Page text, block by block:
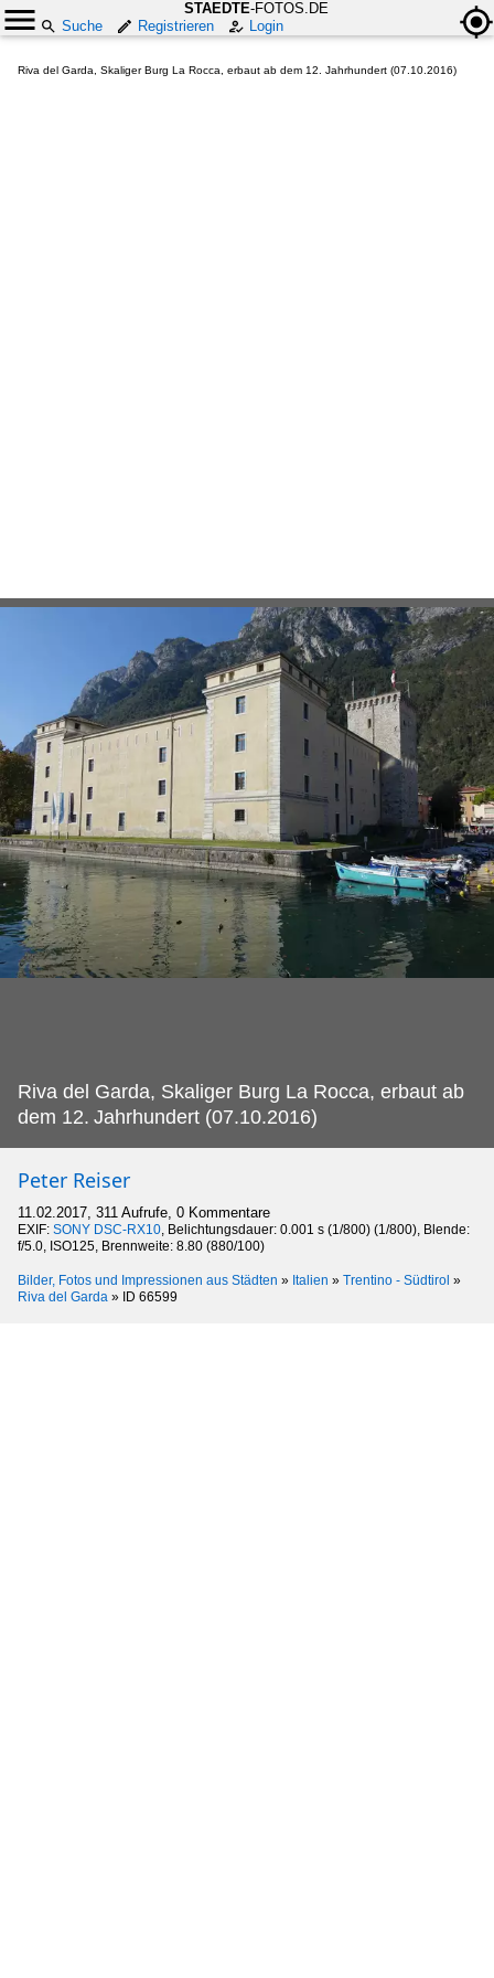
STAEDTE-FOTOS.DE
Suche
Registrieren Login
Riva del Garda, Skaliger Burg La Rocca, erbaut ab dem 12. Jahrhundert (07.10.2016)
Riva del Garda, Skaliger Burg La Rocca, erbaut ab
dem 12. Jahrhundert (07.10.2016)
Peter Reiser
11.02.2017, 311 Aufrufe, 0 Kommentare
EXIF: SONY DSC-RX10, Belichtungsdauer: 0.001 s (1/800) (1/800), Blende:
f/5.0, ISO125, Brennweite: 8.80 (880/100)
Bilder, Fotos und Impressionen aus Städten » Italien » Trentino - Südtirol »
Riva del Garda » ID 66599